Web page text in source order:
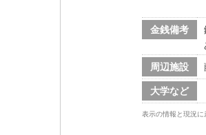
金銭備考
周辺施設
大学など
表示の情報と現況に